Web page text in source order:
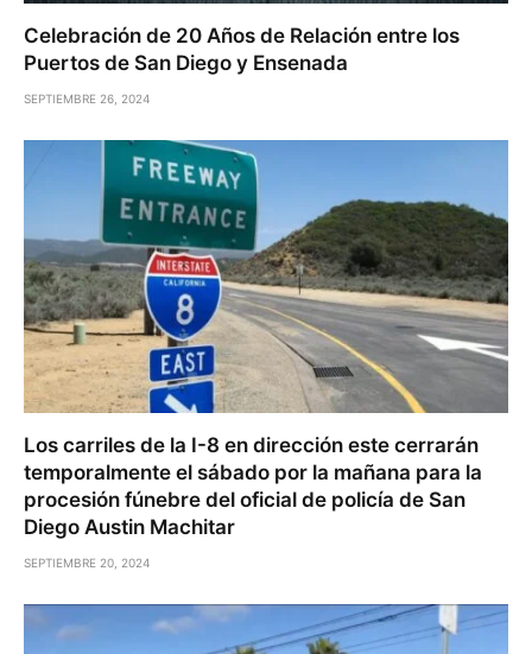
Celebración de 20 Años de Relación entre los
Puertos de San Diego y Ensenada
SEPTIEMBRE 26, 2024
Los carriles de la I-8 en dirección este cerrarán
temporalmente el sábado por la mañana para la
procesión fúnebre del oficial de policía de San
Diego Austin Machitar
SEPTIEMBRE 20, 2024